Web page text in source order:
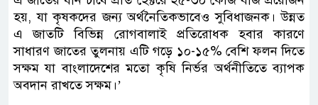
হয়, যা কৃষকদের জন্য অর্থনৈতিকভাবেও সুবিধাজনক। উন্নত
এ জাতটি বিভিন্ন রোগবালাই প্রতিরোধক হবার কারণে
সাধারণ জাতের তুলনায় এটি গড়ে ১০-১৫% বেশি ফলন দিতে
সক্ষম যা বাংলাদেশের মতো কৃষি নির্ভর অর্থনীতিতে ব্যাপক
অবদান রাখতে সক্ষম।’